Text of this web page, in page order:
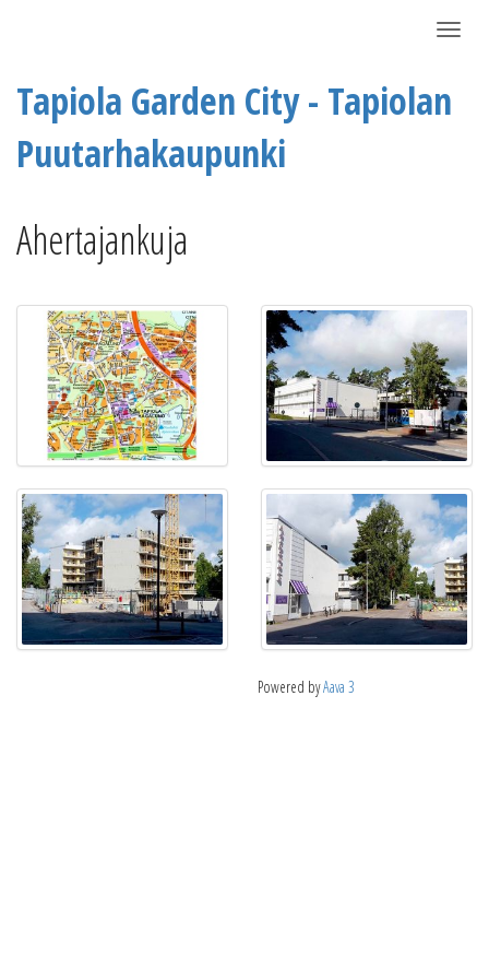
Tapiola Garden City - Tapiolan
Puutarhakaupunki
Ahertajankuja
Powered byAava 3